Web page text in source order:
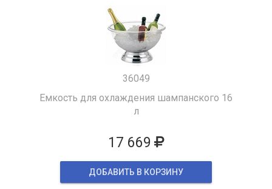
36049
Емкость для охлаждения шампанского 16
л
17 669
ДОБАВИТЬ В КОРЗИНУ